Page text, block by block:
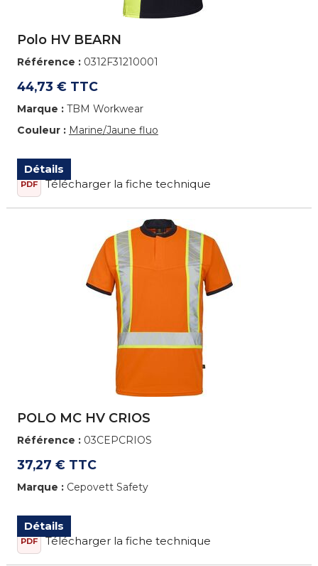
Polo HV BEARN
Référence :0312F31210001
44,73 € TTC
Marque : TBM Workwear
Couleur : Marine/Jaune fluo
Détails
PDF Télécharger la fiche technique
POLO MC HV CRIOS
Référence :03CEPCRIOS
37,27 € TTC
Marque : Cepovett Safety
Détails
PDF Télécharger la fiche technique